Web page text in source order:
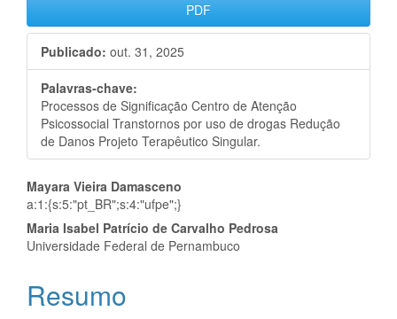
PDF
Publicado: out. 31, 2025
Palavras-chave:
Processos de Significação Centro de Atenção
Psicossocial Transtornos por uso de drogas Redução
de Danos Projeto Terapêutico Singular.
Conteúdo
do
artigo
principal
Mayara Vieira Damasceno
a:1:{s:5:"pt_BR";s:4:"ufpe";}
Maria Isabel Patrício de Carvalho Pedrosa
Universidade Federal de Pernambuco
Resumo